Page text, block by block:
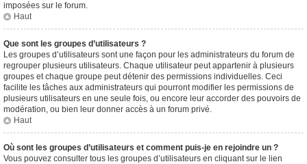
imposées sur le forum.
Haut
Que sont les groupes d’utilisateurs ?
Les groupes d’utilisateurs sont une façon pour les administrateurs du forum de
regrouper plusieurs utilisateurs. Chaque utilisateur peut appartenir à plusieurs
groupes et chaque groupe peut détenir des permissions individuelles. Ceci
facilite les tâches aux administrateurs qui pourront modifier les permissions de
plusieurs utilisateurs en une seule fois, ou encore leur accorder des pouvoirs de
modération, ou bien leur donner accès à un forum privé.
Haut
Où sont les groupes d’utilisateurs et comment puis-je en rejoindre un ?
Vous pouvez consulter tous les groupes d’utilisateurs en cliquant sur le lien